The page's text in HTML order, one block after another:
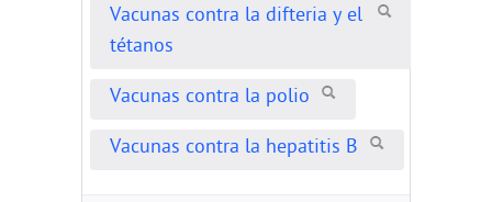
Vacunas contra la difteria y el
tétanos
Vacunas contra la polio
Vacunas contra la hepatitis B